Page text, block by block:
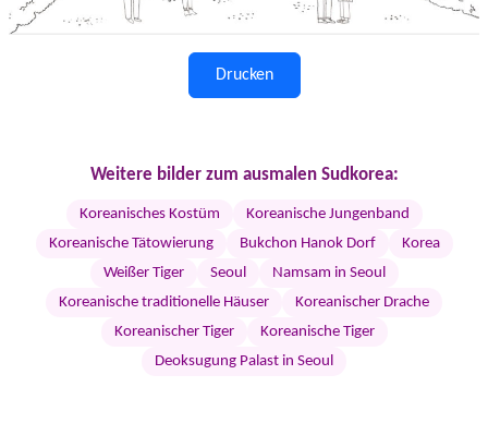
Drucken
Weitere bilder zum ausmalen Sudkorea:
Koreanisches Kostüm
Koreanische Jungenband
Koreanische Tätowierung
Bukchon Hanok Dorf
Korea
Weißer Tiger
Seoul
Namsam in Seoul
Koreanische traditionelle Häuser
Koreanischer Drache
Koreanischer Tiger
Koreanische Tiger
Deoksugung Palast in Seoul